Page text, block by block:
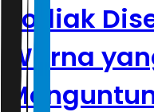
Zodiak
Warna